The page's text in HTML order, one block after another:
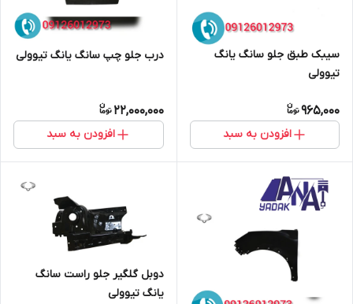
سیبک طبق جلو سانگ یانگ
تیوولی
965,000
افزودن به سبد
درب جلو چپ سانگ یانگ تیوولی
22,000,000
افزودن به سبد
دوبل گلگیر جلو راست سانگ
یانگ تیوولی